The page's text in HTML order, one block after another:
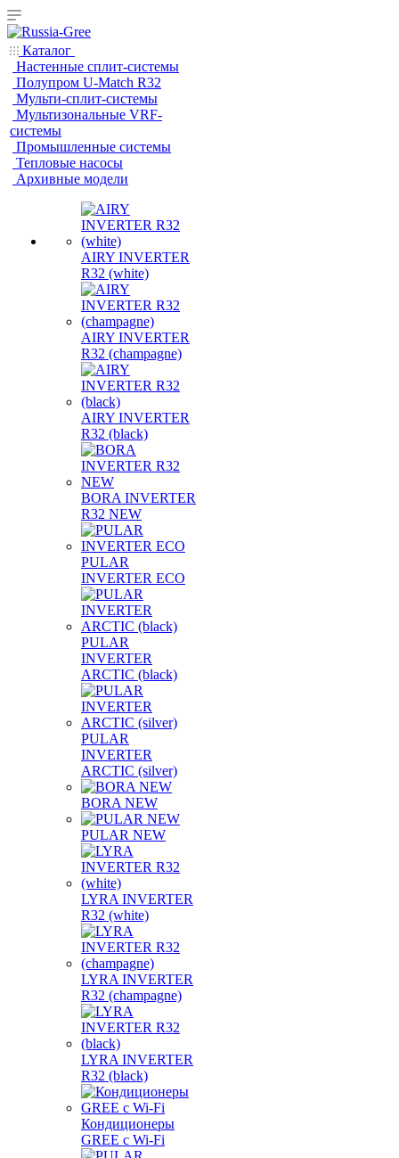
Каталог
Настенные сплит-системы
Полупром U-Match R32
Мульти-сплит-системы
Мультизональные VRF-
системы
Промышленные системы
Тепловые насосы
Архивные модели
AIRY INVERTER
R32 (white)
AIRY INVERTER
R32 (champagne)
AIRY INVERTER
R32 (black)
BORA INVERTER
R32 NEW
PULAR
INVERTER ECO
PULAR
INVERTER
ARCTIC (black)
PULAR
INVERTER
ARCTIC (silver)
BORA NEW
PULAR NEW
LYRA INVERTER
R32 (white)
LYRA INVERTER
R32 (champagne)
LYRA INVERTER
R32 (black)
Кондиционеры
GREE с Wi-Fi